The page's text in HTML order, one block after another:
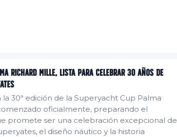
Richard Mille, lista para celebrar 30 años de
la 30ª edición de la Superyacht Cup Palma
oficialmente, preparando el
promete ser una celebración excepcional de
el diseño náutico y la historia